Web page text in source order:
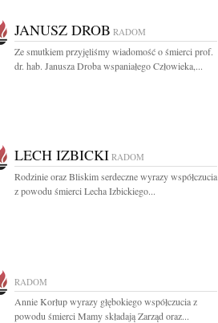
JANUSZ DROB RADOM
Ze smutkiem przyjęliśmy wiadomość o śmierci prof.
dr. hab. Janusza Droba wspaniałego Człowieka,...
LECH IZBICKI RADOM
Rodzinie oraz Bliskim serdeczne wyrazy współczucia
z powodu śmierci Lecha Izbickiego...
RADOM
Annie Korłup wyrazy głębokiego współczucia z
powodu śmierci Mamy składają Zarząd oraz...